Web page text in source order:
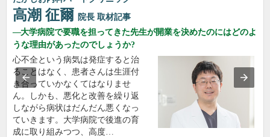
高潮 征爾 院長 取材記事
大学病院で要職を担ってきた先生が開業を決めたのにはどのよ
うな理由があったのでしょうか?
心不全という病気は発症すると治
ることはなく、患者さんは生涯付
き合っていかなくてはなりませ
ん。しかも、悪化と改善を繰り返
しながら病状はだんだん悪くなっ
ていきます。大学病院で後進の育
成に取り組みつつ、高度…